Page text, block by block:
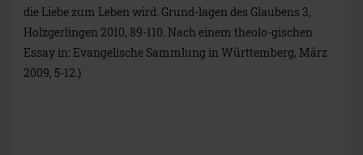
die Liebe zum Leben wird. Grund-lagen des Glaubens 3,
Holzgerlingen 2010, 89-110. Nach einem theolo-gischen
Essay in: Evangelische Sammlung in Württemberg, März
2009, 5-12.)